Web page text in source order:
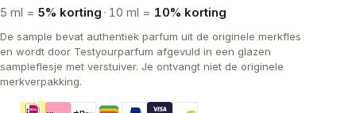
5 ml = 5% korting · 10 ml = 10% korting
De sample bevat authentiek parfum uit de originele merkfles
en wordt door Testyourparfum afgevuld in een glazen
sampleflesje met verstuiver. Je ontvangt niet de originele
merkverpakking.